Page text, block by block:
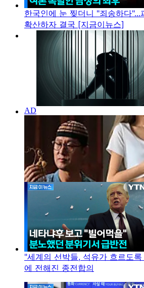
한국인에 눈 찢더니 "죄송하다"...
확산하자 결국 [지금이뉴스]
"세계의 선박들, 석유가 흐르도
에 전해진 종전합의